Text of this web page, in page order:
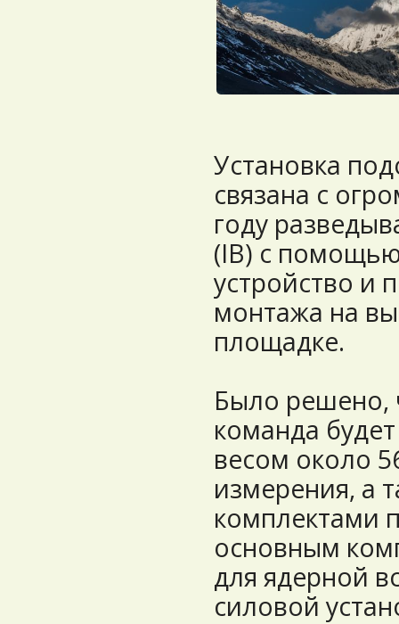
Установка
связана с
году
(IB) с
устройство и
монтажа на
площадке.
Было решено,
команда
весом около
измерения, а
комплектами
основным
для ядерной
силовой